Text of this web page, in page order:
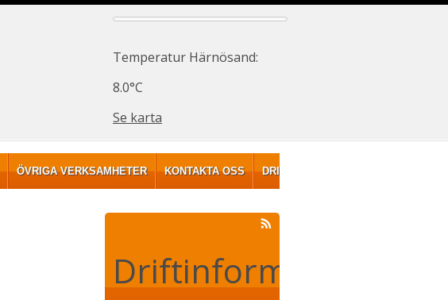
Temperatur Härnösand:
8.0°C
Se karta
ÖVRIGA VERKSAMHETER KONTAKTA OSS DRIFTINFORMATION
Driftinformation